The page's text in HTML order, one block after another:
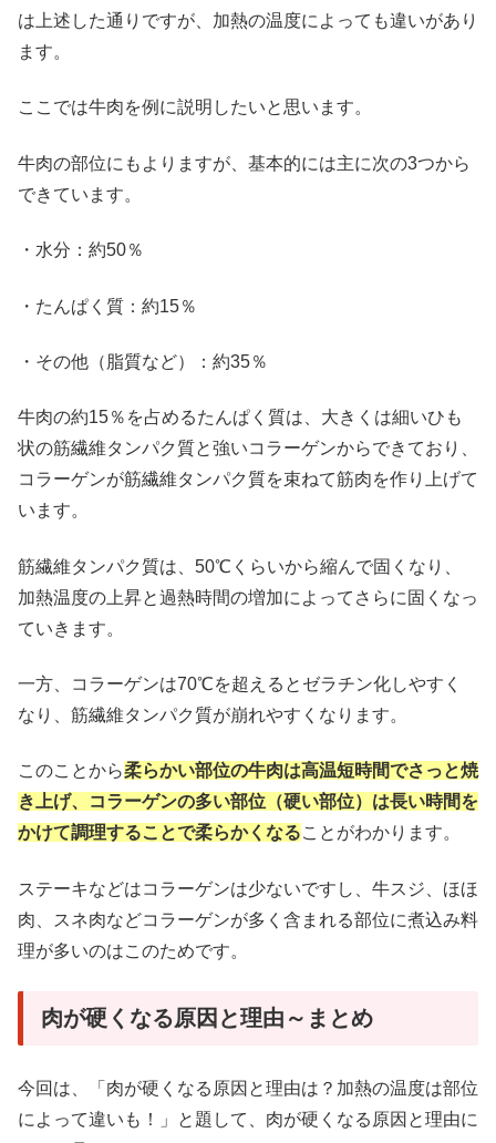
は上述した通りですが、加熱の温度によっても違いがあり
ます。
ここでは牛肉を例に説明したいと思います。
牛肉の部位にもよりますが、基本的には主に次の3つから
できています。
・水分：約50％
・たんぱく質：約15％
・その他（脂質など）：約35％
牛肉の約15％を占めるたんぱく質は、大きくは細いひも
状の筋繊維タンパク質と強いコラーゲンからできており、
コラーゲンが筋繊維タンパク質を束ねて筋肉を作り上げて
います。
筋繊維タンパク質は、50℃くらいから縮んで固くなり、
加熱温度の上昇と過熱時間の増加によってさらに固くなっ
ていきます。
一方、コラーゲンは70℃を超えるとゼラチン化しやすく
なり、筋繊維タンパク質が崩れやすくなります。
このことから柔らかい部位の牛肉は高温短時間でさっと焼
き上げ、コラーゲンの多い部位（硬い部位）は長い時間を
かけて調理することで柔らかくなることがわかります。
ステーキなどはコラーゲンは少ないですし、牛スジ、ほほ
肉、スネ肉などコラーゲンが多く含まれる部位に煮込み料
理が多いのはこのためです。
肉が硬くなる原因と理由～まとめ
今回は、「肉が硬くなる原因と理由は？加熱の温度は部位
によって違いも！」と題して、肉が硬くなる原因と理由に